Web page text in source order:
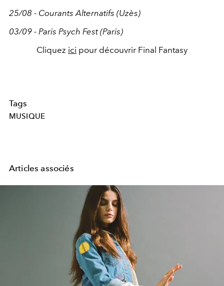
25/08 - Courants Alternatifs (Uzès)
03/09 - Paris Psych Fest (Paris)
Cliquez ici pour découvrir Final Fantasy
Tags
MUSIQUE
Articles associés